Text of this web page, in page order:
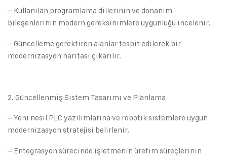
– Kullanılan programlama dillerinin ve donanım
bileşenlerinin modern gereksinimlere uygunluğu incelenir.
– Güncelleme gerektiren alanlar tespit edilerek bir
modernizasyon haritası çıkarılır.
Güncellenmiş Sistem Tasarımı ve Planlama
– Yeni nesil PLC yazılımlarına ve robotik sistemlere uygun
modernizasyon stratejisi belirlenir.
– Entegrasyon sürecinde işletmenin üretim süreçlerinin